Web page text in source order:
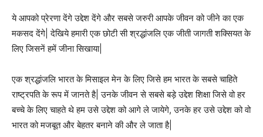
ये आपको प्रेरणा देंगे उद्देश देंगे और सबसे जरुरी आपके जीवन को जीने का एक
मकसद देंगे| देखिये हमारी एक छोटी सी श्रद्धांजलि एक जीती जागती शक्सियत के
लिए जिसनें हमें जीना सिखाया|
एक श्रद्धांजलि भारत के मिसाइल मेन के लिए जिसे हम भारत के सबसे चाहिते
राष्ट्रपति के रूप में जानते है| उनके जीवन से सबसे बड़े उद्देश शिक्षा जिसे वो हर
बच्चे के लिए चाहते थे हम उसे उद्देश को आगे ले जायेगे, उनके हर उसे उद्देश को वो
भारत को मजबूत और बेहतर बनाने की और ले जाता है|